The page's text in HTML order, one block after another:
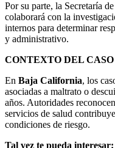
Por su parte, la Secretaría
colaborará con la
internos para determinar
y administrativo.
CONTEXTO DEL CASO
En Baja California, los
asociadas a maltrato o
años. Autoridades
servicios de salud
condiciones de riesgo.
Tal vez te pueda interesar: